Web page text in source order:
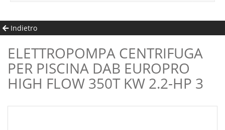
Indietro
ELETTROPOMPA CENTRIFUGA
PER PISCINA DAB EUROPRO
HIGH FLOW 350T KW 2.2-HP 3